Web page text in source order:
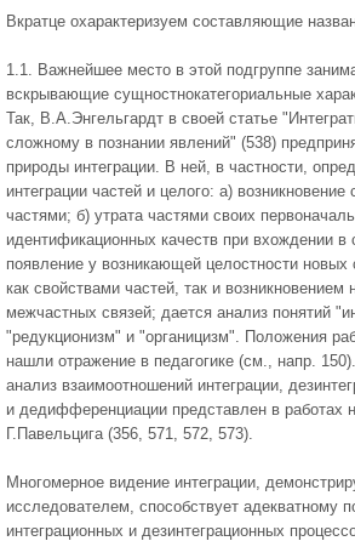
Вкратце охарактеризуем составляющие
1.1. Важнейшее место в этой подгруппе
вскрывающие сущностнокатегориальные
Так, В.А.Энгельгардт в своей статье
сложному в познании явлений" (538)
природы интеграции. В ней, в частности,
интеграции частей и целого: а)
частями; б) утрата частями своих
идентификационных качеств при вхождении в
появление у возникающей целостности новых
как свойствами частей, так и возникновением
межчастных связей; дается анализ понятий
"редукционизм" и "органицизм". Положения
нашли отражение в педагогике (см., напр.
анализ взаимоотношений интеграции,
и дедифференциации представлен в работах
Г.Павельцига (356, 571, 572, 573).
Многомерное видение интеграции,
исследователем, способствует адекватному
интеграционных и дезинтеграционных